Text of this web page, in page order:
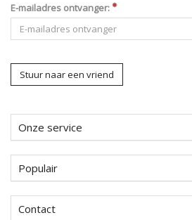
E-mailadres ontvanger:
Stuur naar een vriend
Onze service
Populair
Contact